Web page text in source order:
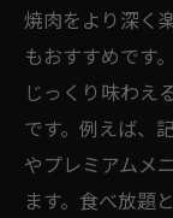
焼肉をより深く
もおすすめです
じっくり味わえ
です。例えば、
やプレミアムメ
ます。食べ放題